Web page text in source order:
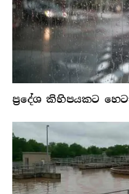
ප්‍රදේශ කිහිපයකට